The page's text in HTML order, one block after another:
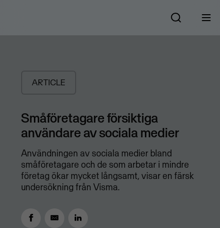
ARTICLE
Småföretagare försiktiga
användare av sociala medier
Användningen av sociala medier bland
småföretagare och de som arbetar i mindre
företag ökar mycket långsamt, visar en färsk
undersökning från Visma.